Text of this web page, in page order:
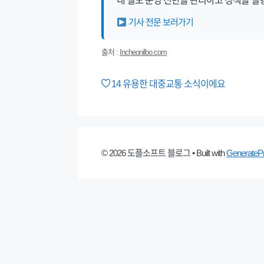
기사 전문 보러가기
출처 : Incheonilbo.com
14유용한 대중교통 소식이에요
© 2026 도플소프트 블로그• Built with